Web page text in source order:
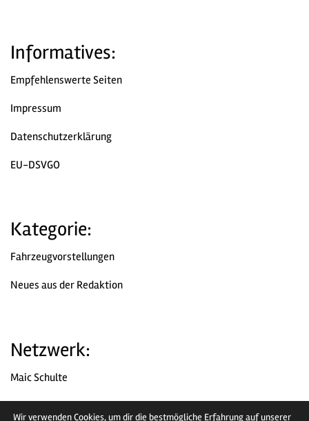
Wir verwenden Cookies, um dir die bestmögliche Erfahrung auf unserer
Informatives:
Empfehlenswerte Seiten
Impressum
Datenschutzerklärung
EU-DSVGO
Kategorie:
Fahrzeugvorstellungen
Neues aus der Redaktion
Netzwerk:
Maic Schulte
Chromjuwelen